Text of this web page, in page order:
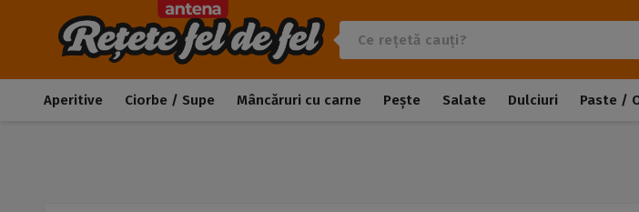
Aperitive Ciorbe / Supe Mâncăruri cu carne Pește Salate Dulciuri Paste /